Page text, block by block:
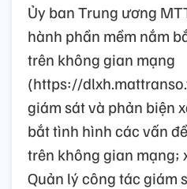
Ủy ban Trung ương
hành phần mềm nắm
trên không gian mạng
(https://
giám sát và phản biện
bắt tình hình các vấn
trên không gian mạng;
Quản lý công tác giám